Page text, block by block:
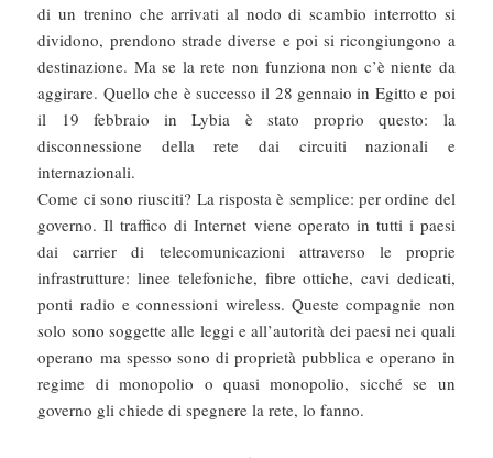
di un trenino che arrivati al nodo di scambio interrotto si
dividono, prendono strade diverse e poi si ricongiungono a
destinazione. Ma se la rete non funziona non c’è niente da
aggirare. Quello che è successo il 28 gennaio in Egitto e poi
il 19 febbraio in Lybia è stato proprio questo: la
disconnessione della rete dai circuiti nazionali e
internazionali.
Come ci sono riusciti? La risposta è semplice: per ordine del
governo. Il traffico di Internet viene operato in tutti i paesi
dai carrier di telecomunicazioni attraverso le proprie
infrastrutture: linee telefoniche, fibre ottiche, cavi dedicati,
ponti radio e connessioni wireless. Queste compagnie non
solo sono soggette alle leggi e all’autorità dei paesi nei quali
operano ma spesso sono di proprietà pubblica e operano in
regime di monopolio o quasi monopolio, sicché se un
governo gli chiede di spegnere la rete, lo fanno.